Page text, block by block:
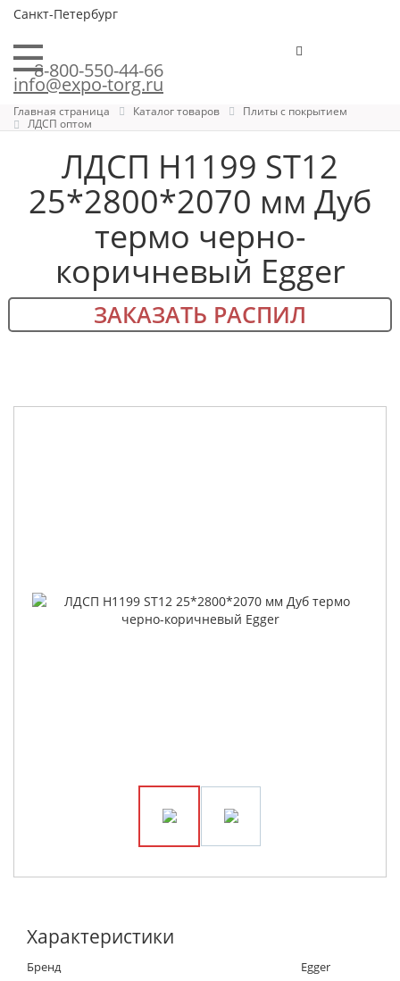
Санкт-Петербург
8-800-550-44-66
info@expo-torg.ru
Главная страница Каталог товаров
Плиты с покрытием
ЛДСП оптом
ЛДСП H1199 ST12
25*2800*2070 мм Дуб
термо черно-
коричневый Egger
ЗАКАЗАТЬ РАСПИЛ
Характеристики
Бренд
Egger